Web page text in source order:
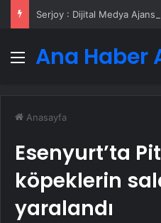
Menü
Ana Haber
Anasayfa
Esenyurt’ta
köpeklerin
yaralandı